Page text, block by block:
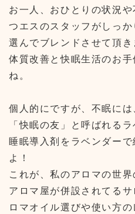
お一人、おひとりの状況
つエスのスタッフがしっ
選んでブレンドさせて頂き
体質改善と快眠生活のお
ね。
個人的にですが、不眠には
「快眠の友」と呼ばれる
睡眠導入剤をラベンダー
よ！
これが、私のアロマの世
アロマ屋が併設されてる
ロマオイル選びや使い方